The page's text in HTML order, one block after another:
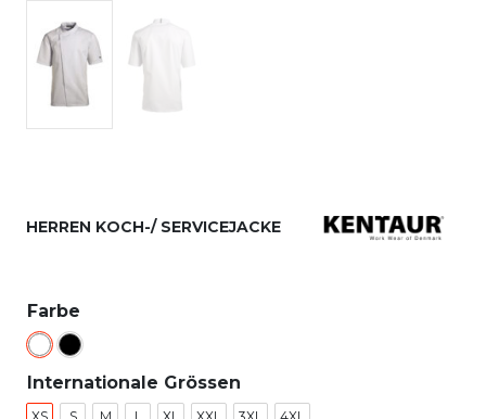
HERREN KOCH-/ SERVICEJACKE
Farbe
Internationale Grössen